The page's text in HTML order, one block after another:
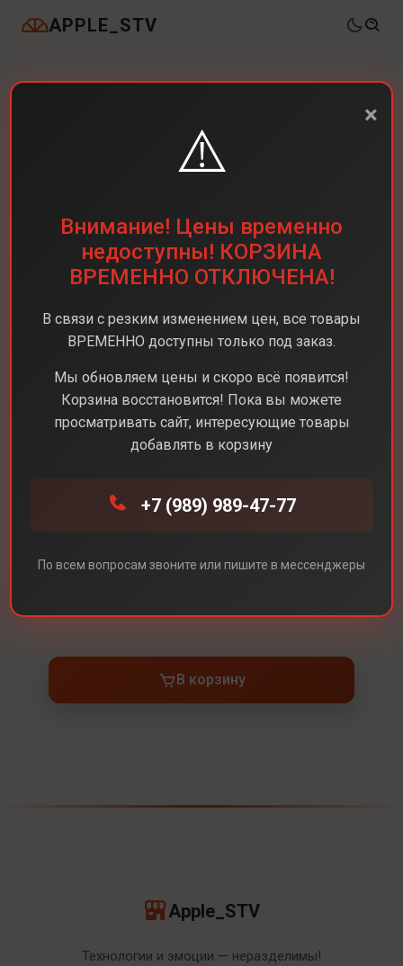
APPLE_STV
AirPods Max 2024
В корзину
Apple_STV
Технологии и эмоции — неразделимы!
×
⚠️
Внимание! Цены временно
недоступны! КОРЗИНА
ВРЕМЕННО ОТКЛЮЧЕНА!
В связи с резким изменением цен, все товары
ВРЕМЕННО доступны только под заказ.
Мы обновляем цены и скоро всё появится!
Корзина восстановится! Пока вы можете
просматривать сайт, интересующие товары
добавлять в корзину
+7 (989) 989-47-77
По всем вопросам звоните или пишите в мессенджеры